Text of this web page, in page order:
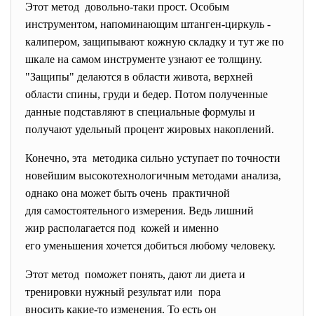
Этот метод довольно-таки прост. Особым
инструментом, напоминающим штанген-циркуль -
калипером, защипывают кожную складку и тут же по
шкале на самом инструменте узнают ее толщину.
"Защипы" делаются в области живота, верхней
области спины, груди и бедер. Потом полученные
данные подставляют в специальные формулы и
получают удельный процент жировых накоплений.
Конечно, эта методика сильно уступает по точности
новейшим высокотехнологичным методами анализа,
однако она может быть очень практичной
для самостоятельного измерения. Ведь лишний
жир располагается под кожей и именно
его уменьшения хочется добиться любому человеку.
Этот метод поможет понять, дают ли диета и
тренировки нужный результат или пора
вносить какие-то изменения. То есть он